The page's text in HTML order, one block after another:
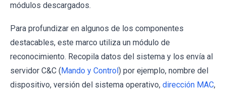
módulos descargados.
Para profundizar en algunos de los componentes
destacables, este marco utiliza un módulo de
reconocimiento. Recopila datos del sistema y los envía al
servidor C&C ( Mando y Control ) por ejemplo, nombre del
dispositivo, versión del sistema operativo, dirección MAC,